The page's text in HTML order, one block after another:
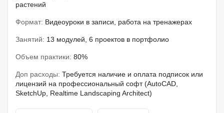
растений
Формат: Видеоуроки в записи, работа на тренажерах
Занятий: 13 модулей, 6 проектов в портфолио
Объем практики: 80%
Доп расходы: Требуется наличие и оплата подписок или
лицензий на профессиональный софт (AutoCAD,
SketchUp, Realtime Landscaping Architect)